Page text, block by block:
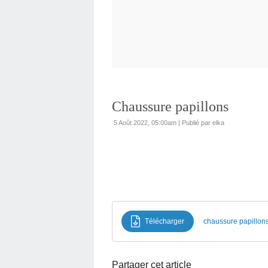
Chaussure papillons
5 Août 2022, 05:00am | Publié par elka
Télécharger chaussure
Partager cet article